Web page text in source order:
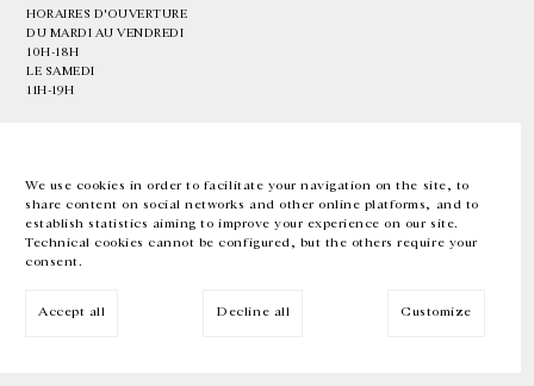
We use cookies in order to facilitate your navigation on the site, to
share content on social networks and other online platforms, and to
establish statistics aiming to improve your experience on our site.
Technical cookies cannot be configured, but the others require your
consent.
Accept all Decline all Customize
HORAIRES D'OUVERTURE
DU MARDI AU VENDREDI
10H-18H
LE SAMEDI
11H-19H
EN FR 中文 Facebook Instagram
Inscrivez-vous à notre newsletter